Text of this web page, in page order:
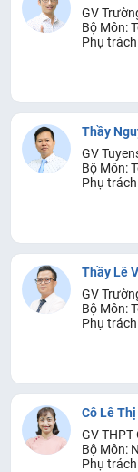
GV
Bộ Môn:
Phụ
Thầy
GV
Bộ Môn:
Phụ
Thầy Lê
Bộ Môn:
Phụ
Cô Lê
GV THPT
Bộ Môn:
Phụ